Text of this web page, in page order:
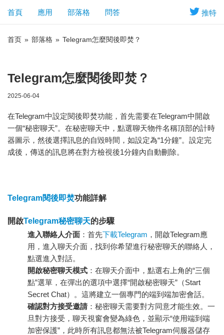
推特
首頁 應用 部落格 問答
首页 » 部落格 » Telegram怎麼閱後即焚？
Telegram怎麼閱後即焚？
2025-06-04
在Telegram中設定閱後即焚功能，首先需要在Telegram中開啟
一個“秘密聊天”。在秘密聊天中，點選聊天物件名稱頂部的計時
器圖示，然後選擇訊息的自毀時間，如設定為“1分鐘”。設定完
成後，傳送的訊息將在對方檢視後1分鐘內自動刪除。
Telegram閱後即焚功能詳解
開啟Telegram秘密聊天的步驟
進入聯絡人介面 ：首先下載Telegram ，開啟Telegram應
用，進入聊天介面，找到你希望進行秘密聊天的聯絡人，
點選進入對話。
開啟秘密聊天模式 ：在聊天介面中，點選右上角的“三個
點”選單，在彈出的選項中選擇“開啟秘密聊天”（Start
Secret Chat）。這將建立一個專門的端到端加密會話。
確認對方接受邀請 ：秘密聊天需要對方同意才能生效。一
旦對方接受，聊天視窗會變為綠色，並顯示“使用端到端
加密保護”，此時所有訊息都無法被Telegram伺服器儲存